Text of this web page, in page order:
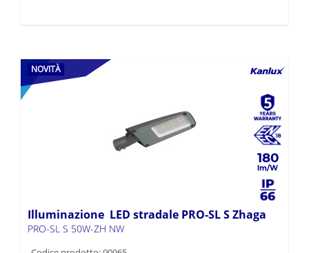
NOVITÀ
180
Illuminazione LED stradale PRO-SL S Zhaga
PRO-SL S 50W-ZH NW